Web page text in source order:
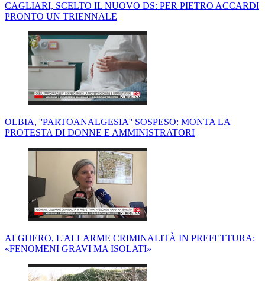
CAGLIARI, SCELTO IL NUOVO DS: PER PIETRO ACCARDI
PRONTO UN TRIENNALE
OLBIA, ''PARTOANALGESIA'' SOSPESO: MONTA LA
PROTESTA DI DONNE E AMMINISTRATORI
ALGHERO, L'ALLARME CRIMINALITÀ IN PREFETTURA:
«FENOMENI GRAVI MA ISOLATI»